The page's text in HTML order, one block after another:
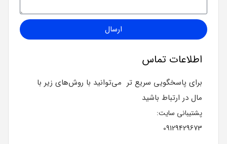
ارسال
اطلاعات تماس
برای پاسخگویی سریع تر می‌توانید با روش‌های زیر با
مال در ارتباط باشید
پشتیبانی سایت:
09129429673